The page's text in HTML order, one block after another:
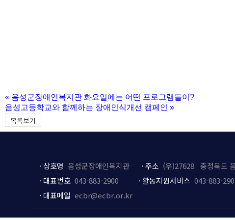
« 음성군장애인복지관 화요일에는 어떤 프로그램들이?
음성고등학교와 함께하는 장애인식개선 캠페인 »
목록보기
· 상호명 음성군장애인복지관 · 주소 (우)27628 충청북도
· 대표번호 043-883-2900 · 활동지원서비스 043-883-
· 대표메일 ecbr@ecbr.or.kr